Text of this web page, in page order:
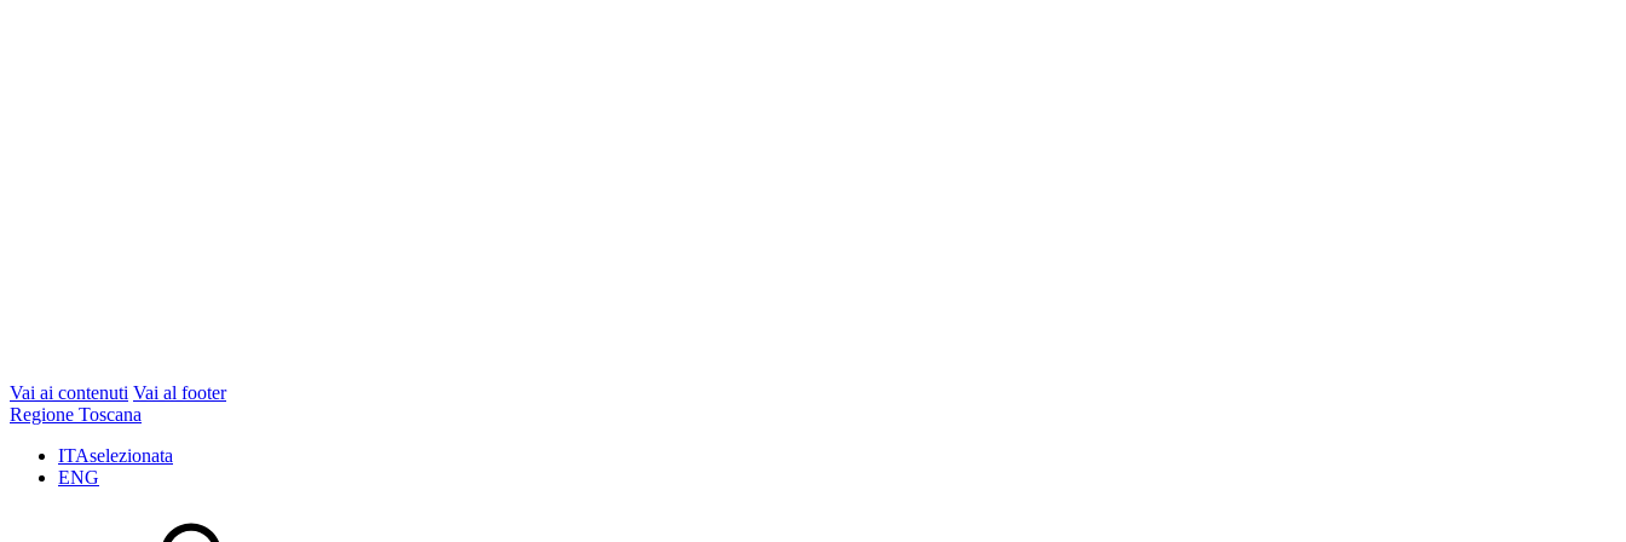
Vai ai contenuti Vai al footer
Regione Toscana
ITAselezionata
ENG